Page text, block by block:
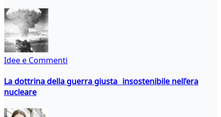
Idee e Commenti
La dottrina della guerra giusta insostenibile nell’era
nucleare